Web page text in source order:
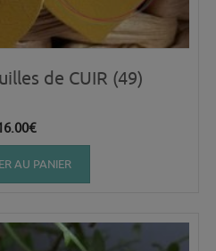
de CUIR (49)
€
AU PANIER